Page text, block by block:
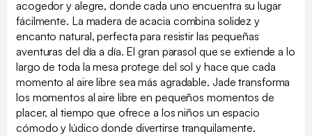
acogedor y alegre, donde cada uno encuentra su lugar
fácilmente. La madera de acacia combina solidez y
encanto natural, perfecta para resistir las pequeñas
aventuras del día a día. El gran parasol que se extiende a lo
largo de toda la mesa protege del sol y hace que cada
momento al aire libre sea más agradable. Jade transforma
los momentos al aire libre en pequeños momentos de
placer, al tiempo que ofrece a los niños un espacio
cómodo y lúdico donde divertirse tranquilamente.